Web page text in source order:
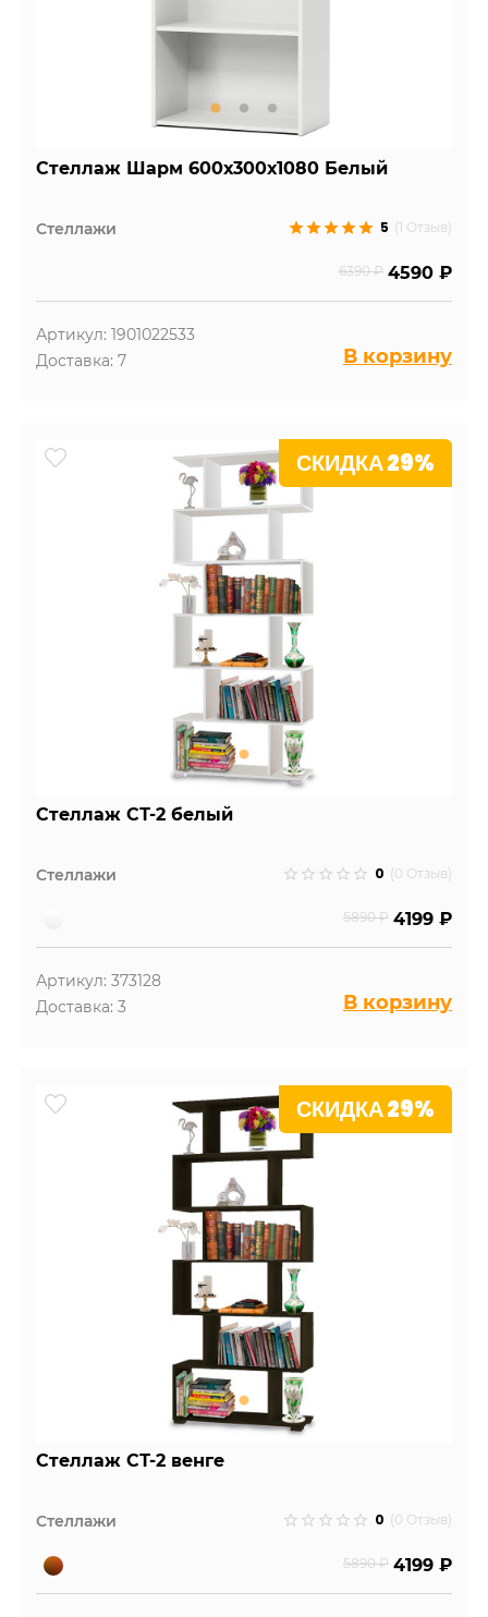
Стеллаж Шарм 600х300х1080 Белый
Стеллажи 5 (1 Отзыв)
6390 ₽ 4590 ₽
Артикул: 1901022533
Доставка: 7
В корзину
СКИДКА 29%
Стеллаж СТ-2 белый
Стеллажи 0 (0 Отзыв)
5890 ₽ 4199 ₽
Артикул: 373128
Доставка: 3
В корзину
СКИДКА 29%
Стеллаж СТ-2 венге
Стеллажи 0 (0 Отзыв)
5890 ₽ 4199 ₽